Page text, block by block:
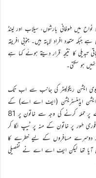
میں طوفانی بارشوں، سیلاب اور لینڈ
واقعات میں ہلاکتوں کی تعداد 259 ہوگئی ہے جبکہ متعدد افراد لاپتہ ہیں۔ جنوبی افریقہ
تبدیلی کا نتیجہ قرار دیتے ہوئے کہا ہے
ہو سکتی۔
ایوی ایشن ریگولیٹر کی جانب سے اب تک
ایشن ایڈمنسٹریشن (ایف اے اے) کے
مطابق فلائٹ کے دوران جہاز کی کھڑکی کھولنے اور عملے پر حملہ کرنے کی وجہ سے خاتون پر 81
نے فوری طور پر خاتون کے منہ پر ٹیپ لگا کر
کر دوسرے مسافروں کے لیے خطرے کا
آیا تھا لیکن ایف اے اے نے تفصیلی